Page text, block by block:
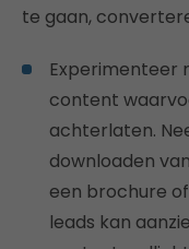
te gaan,
Experimenteer
content
achterlaten.
downloaden
een brochure
leads kan